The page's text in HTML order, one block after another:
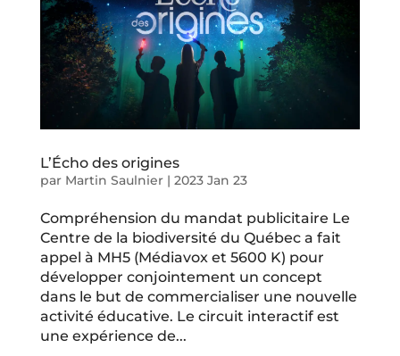
L’Écho des origines
par Martin Saulnier| 2023 Jan 23
Compréhension du mandat publicitaire Le
Centre de la biodiversité du Québec a fait
appel à MH5 (Médiavox et 5600 K) pour
développer conjointement un concept
dans le but de commercialiser une nouvelle
activité éducative. Le circuit interactif est
une expérience de...